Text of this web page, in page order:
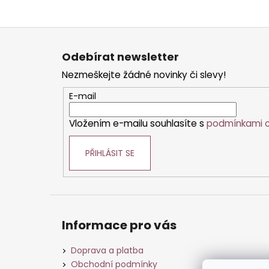
Z
Odebírat newsletter
Nezmeškejte žádné novinky či slevy!
E-mail
Vložením e-mailu souhlasíte s podmínkami
PŘIHLÁSIT SE
Informace pro vás
Doprava a platba
Obchodní podmínky